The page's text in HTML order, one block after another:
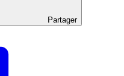
Partager